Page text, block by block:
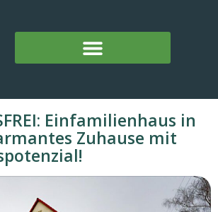
Einfamilienhaus in
Zuhause mit